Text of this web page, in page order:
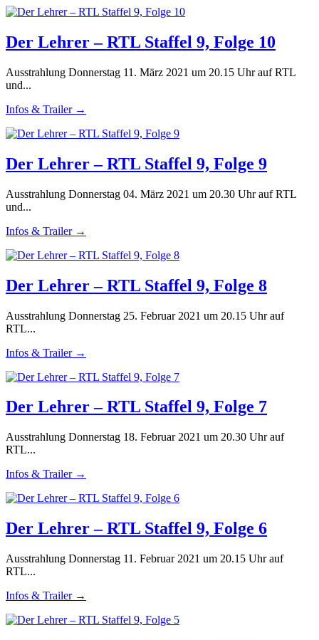
Der Lehrer – RTL Staffel 9, Folge 10
Ausstrahlung Donnerstag 11. März 2021 um 20.15 Uhr auf RTL
und...
Infos & Trailer →
Der Lehrer – RTL Staffel 9, Folge 9
Ausstrahlung Donnerstag 04. März 2021 um 20.30 Uhr auf RTL
und...
Infos & Trailer →
Der Lehrer – RTL Staffel 9, Folge 8
Ausstrahlung Donnerstag 25. Februar 2021 um 20.15 Uhr auf
RTL...
Infos & Trailer →
Der Lehrer – RTL Staffel 9, Folge 7
Ausstrahlung Donnerstag 18. Februar 2021 um 20.30 Uhr auf
RTL...
Infos & Trailer →
Der Lehrer – RTL Staffel 9, Folge 6
Ausstrahlung Donnerstag 11. Februar 2021 um 20.15 Uhr auf
RTL...
Infos & Trailer →